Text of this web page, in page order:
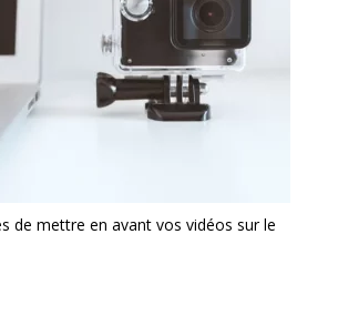
de mettre en avant vos vidéos sur le